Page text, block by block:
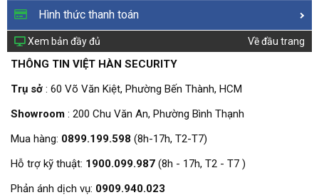
Hình thức thanh toán
Xem bản đầy đủ Về đầu trang
THÔNG TIN VIỆT HÀN SECURITY
Trụ sở : 60 Võ Văn Kiệt, Phường Bến Thành, HCM
Showroom : 200 Chu Văn An, Phường Bình Thạnh
Mua hàng: 0899.199.598 (8h-17h, T2-T7)
Hỗ trợ kỹ thuật: 1900.099.987 (8h - 17h, T2 - T7 )
Phản ánh dịch vụ: 0909.940.023